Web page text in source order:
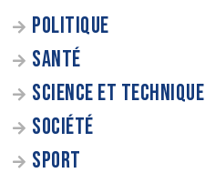
POLITIQUE
SANTÉ
SCIENCE ET TECHNIQUE
SOCIÉTÉ
SPORT